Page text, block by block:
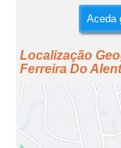
Aceda
Localização
Ferreira Do